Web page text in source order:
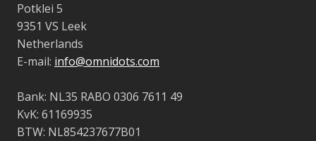
Potklei 5
9351 VS Leek
Netherlands
E-mail: info@omnidots.com
Bank: NL35 RABO 0306 7611 49
KvK: 61169935
BTW: NL854237677B01